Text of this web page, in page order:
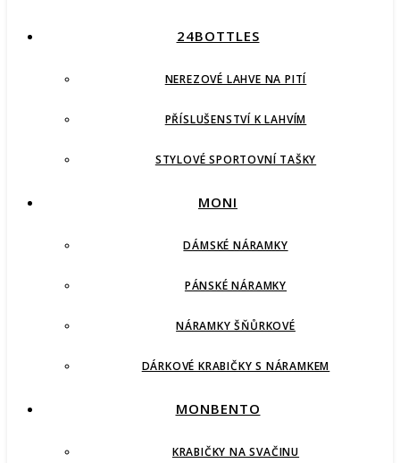
24BOTTLES
NEREZOVÉ LAHVE NA PITÍ
PŘÍSLUŠENSTVÍ K LAHVÍM
STYLOVÉ SPORTOVNÍ TAŠKY
MONI
DÁMSKÉ NÁRAMKY
PÁNSKÉ NÁRAMKY
NÁRAMKY ŠŇŮRKOVÉ
DÁRKOVÉ KRABIČKY S NÁRAMKEM
MONBENTO
KRABIČKY NA SVAČINU